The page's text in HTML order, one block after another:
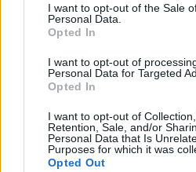
I want to opt-out of the Sale
Personal Data.
Opted In
I want to opt-out of
Personal Data for Targeted
Opted In
I want to opt-out of Collection,
Retention, Sale, and/or
Personal Data that Is
Purposes for which it was
Opted Out
Az előfizetés a következőket
Kötéslisták: BÉT elmúlt 2
kötéslistái